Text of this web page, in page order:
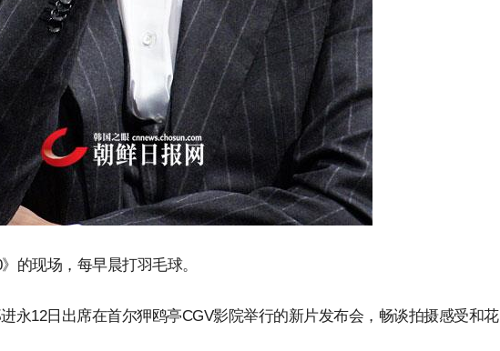
的现场，每早晨打羽毛球。
永12日出席在首尔狎鸥亭CGV影院举行的新片发布会，畅谈拍摄感受和花